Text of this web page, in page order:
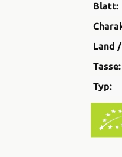
Blatt:
Land
Tasse:
Typ: